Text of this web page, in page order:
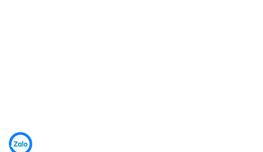
nhau, có các cách thi công khác nhau và đơn giá khác